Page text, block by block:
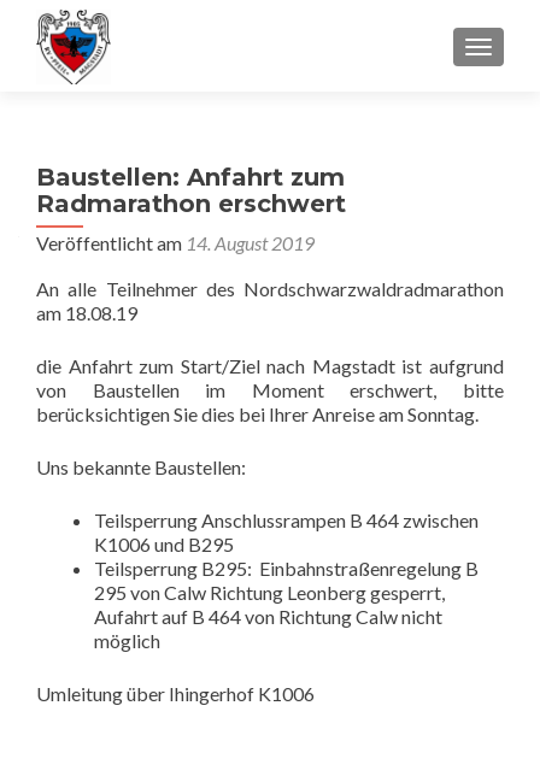
Baustellen: Anfahrt zum
Radmarathon erschwert
Veröffentlicht am 14. August 2019
An alle Teilnehmer des Nordschwarzwaldradmarathon
am 18.08.19
die Anfahrt zum Start/Ziel nach Magstadt ist aufgrund
von Baustellen im Moment erschwert, bitte
berücksichtigen Sie dies bei Ihrer Anreise am Sonntag.
Uns bekannte Baustellen:
Teilsperrung Anschlussrampen B 464 zwischen
K1006 und B295
Teilsperrung B295: Einbahnstraßenregelung B
295 von Calw Richtung Leonberg gesperrt,
Aufahrt auf B 464 von Richtung Calw nicht
möglich
Umleitung über Ihingerhof K1006